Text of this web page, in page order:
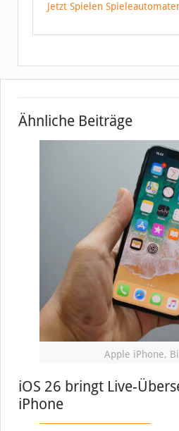
Jetzt Spielen
Ähnliche Beiträge
Apple iPhone,
iOS 26 bringt Live-
iPhone